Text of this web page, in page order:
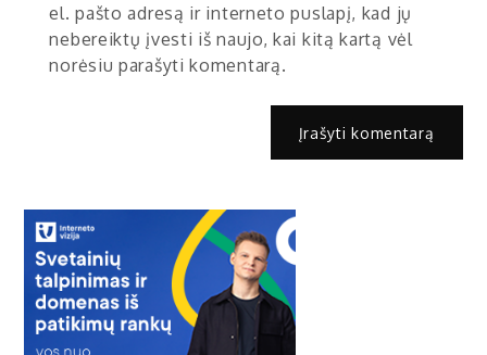
el. pašto adresą ir interneto puslapį, kad jų
nebereiktų įvesti iš naujo, kai kitą kartą vėl
norėsiu parašyti komentarą.